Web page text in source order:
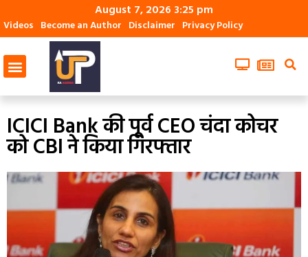
August 7, 2026 3:25 pm
Videos Become an Author Disclaimer Privacy Policy
ICICI Bank की पूर्व CEO चंदा कोचर
को CBI ने किया गिरफ्तार